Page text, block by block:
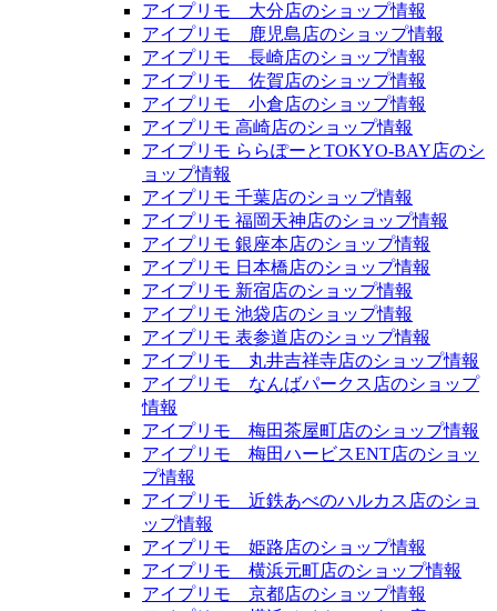
アイプリモ 大分店のショップ情報
アイプリモ 鹿児島店のショップ情報
アイプリモ 長崎店のショップ情報
アイプリモ 佐賀店のショップ情報
アイプリモ 小倉店のショップ情報
アイプリモ 高崎店のショップ情報
アイプリモ ららぽーとTOKYO-BAY店のシ
ョップ情報
アイプリモ 千葉店のショップ情報
アイプリモ 福岡天神店のショップ情報
アイプリモ 銀座本店のショップ情報
アイプリモ 日本橋店のショップ情報
アイプリモ 新宿店のショップ情報
アイプリモ 池袋店のショップ情報
アイプリモ 表参道店のショップ情報
アイプリモ 丸井吉祥寺店のショップ情報
アイプリモ なんばパークス店のショップ
情報
アイプリモ 梅田茶屋町店のショップ情報
アイプリモ 梅田ハービスENT店のショッ
プ情報
アイプリモ 近鉄あべのハルカス店のショ
ップ情報
アイプリモ 姫路店のショップ情報
アイプリモ 横浜元町店のショップ情報
アイプリモ 京都店のショップ情報